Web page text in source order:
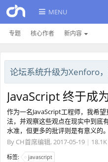
MENU
专题 核心作者 新内容
论坛系统升级为Xenforo，
JavaScript 终于成
作为一名JavaScript工程师，我希
法，并观察这些观点在现实中到底
水准，但更多的批评则是有意义的。
By CH首席编辑, 2017-05-19 |
标签: javascript